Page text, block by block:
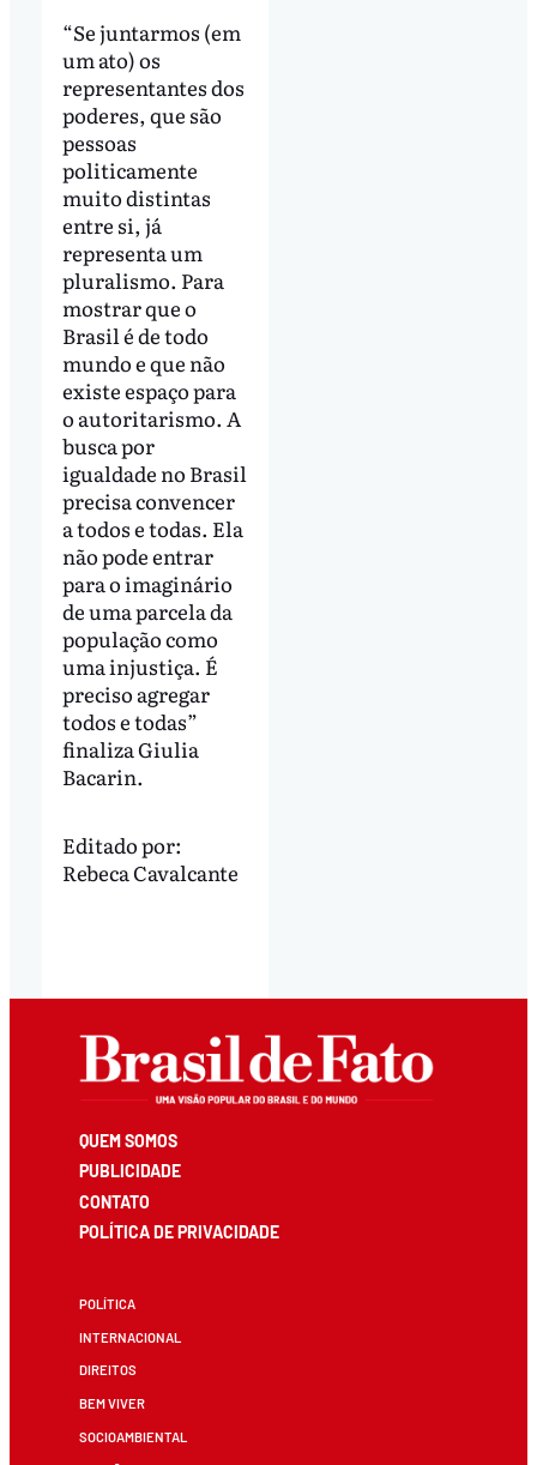
“Se juntarmos (em
um ato) os
representantes dos
poderes, que são
pessoas
politicamente
muito distintas
entre si, já
representa um
pluralismo. Para
mostrar que o
Brasil é de todo
mundo e que não
existe espaço para
o autoritarismo. A
busca por
igualdade no Brasil
precisa convencer
a todos e todas. Ela
não pode entrar
para o imaginário
de uma parcela da
população como
uma injustiça. É
preciso agregar
todos e todas”
finaliza Giulia
Bacarin.
Editado por:
Rebeca Cavalcante
QUEM SOMOS
PUBLICIDADE
CONTATO
POLÍTICA DE PRIVACIDADE
POLÍTICA
INTERNACIONAL
DIREITOS
BEM VIVER
SOCIOAMBIENTAL